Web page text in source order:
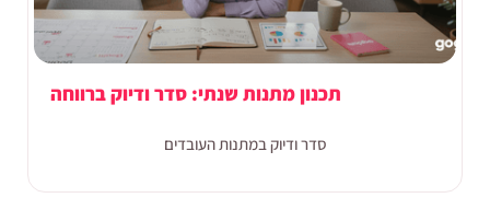
תכנון מתנות שנתי: סדר ודיוק ברווחה
סדר ודיוק במתנות העובדים